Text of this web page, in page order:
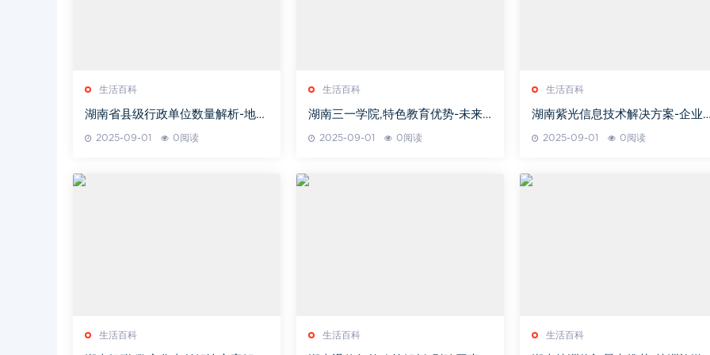
生活百科
湖南省县级行政单位数量解析-地域
分布与行政区划概览
2025-09-01 0阅读
生活百科
湖南三一学院,特色教育优势-未来
2025-09-01 0阅读
生活百科
湖南紫光信息技术解决方案-企业
2025-09-01 0阅读
生活百科 生活百科 生活百科